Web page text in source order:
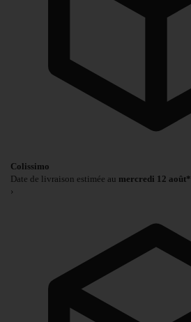
Colissimo
Date de livraison estimée au mercredi 12 août*
›